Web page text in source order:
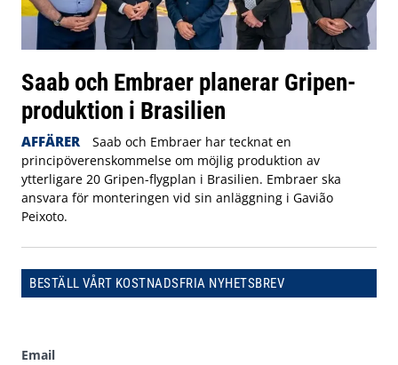
Saab och Embraer planerar Gripen-
produktion i Brasilien
AFFÄRER
Saab och Embraer har tecknat en
principöverenskommelse om möjlig produktion av
ytterligare 20 Gripen-flygplan i Brasilien. Embraer ska
ansvara för monteringen vid sin anläggning i Gavião
Peixoto.
BESTÄLL VÅRT KOSTNADSFRIA NYHETSBREV
Email